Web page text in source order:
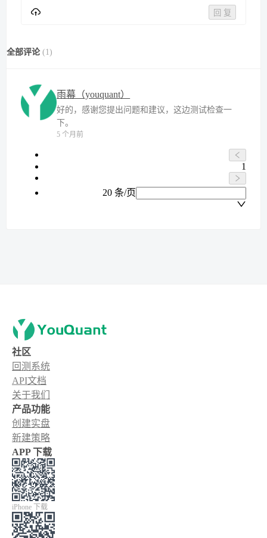
回 复
全部评论 (1)
雨幕（youquant）
好的，感谢您提出问题和建议，这边测试检查一
下。
5 个月前
1
20 条/页
社区
回测系统
API文档
关于我们
产品功能
创建实盘
新建策略
APP 下载
iPhone 下载